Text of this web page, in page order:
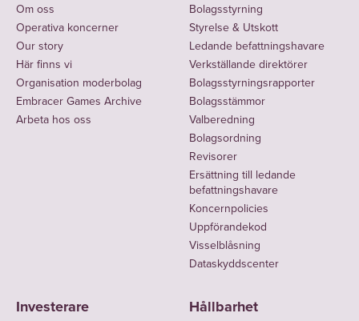
Om oss
Operativa koncerner
Our story
Här finns vi
Organisation moderbolag
Embracer Games Archive
Arbeta hos oss
Bolagsstyrning
Styrelse & Utskott
Ledande befattningshavare
Verkställande direktörer
Bolagsstyrningsrapporter
Bolagsstämmor
Valberedning
Bolagsordning
Revisorer
Ersättning till ledande
befattningshavare
Koncernpolicies
Uppförandekod
Visselblåsning
Dataskyddscenter
Investerare Hållbarhet